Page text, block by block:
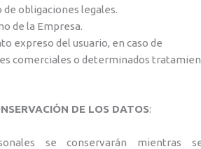
obligaciones legales.
de la Empresa.
expreso del usuario, en caso de
comerciales o determinados
DE LOS DATOS:
se conservarán mientras